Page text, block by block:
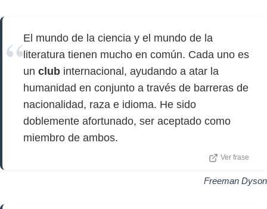
El mundo de la ciencia y el mundo de la
literatura tienen mucho en común. Cada uno es
un club internacional, ayudando a atar la
humanidad en conjunto a través de barreras de
nacionalidad, raza e idioma. He sido
doblemente afortunado, ser aceptado como
miembro de ambos.
Ver frase
Freeman Dyson